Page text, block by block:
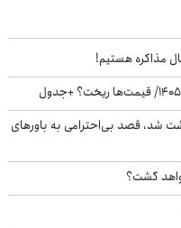
مذاکره هستیم!
شد، قصد بی‌احترامی به باورهای
گشت؟